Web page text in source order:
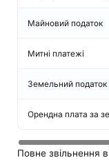
Майновий податок
Митні платежі
Земельний податок
Орендна плата за
Повне звільнення